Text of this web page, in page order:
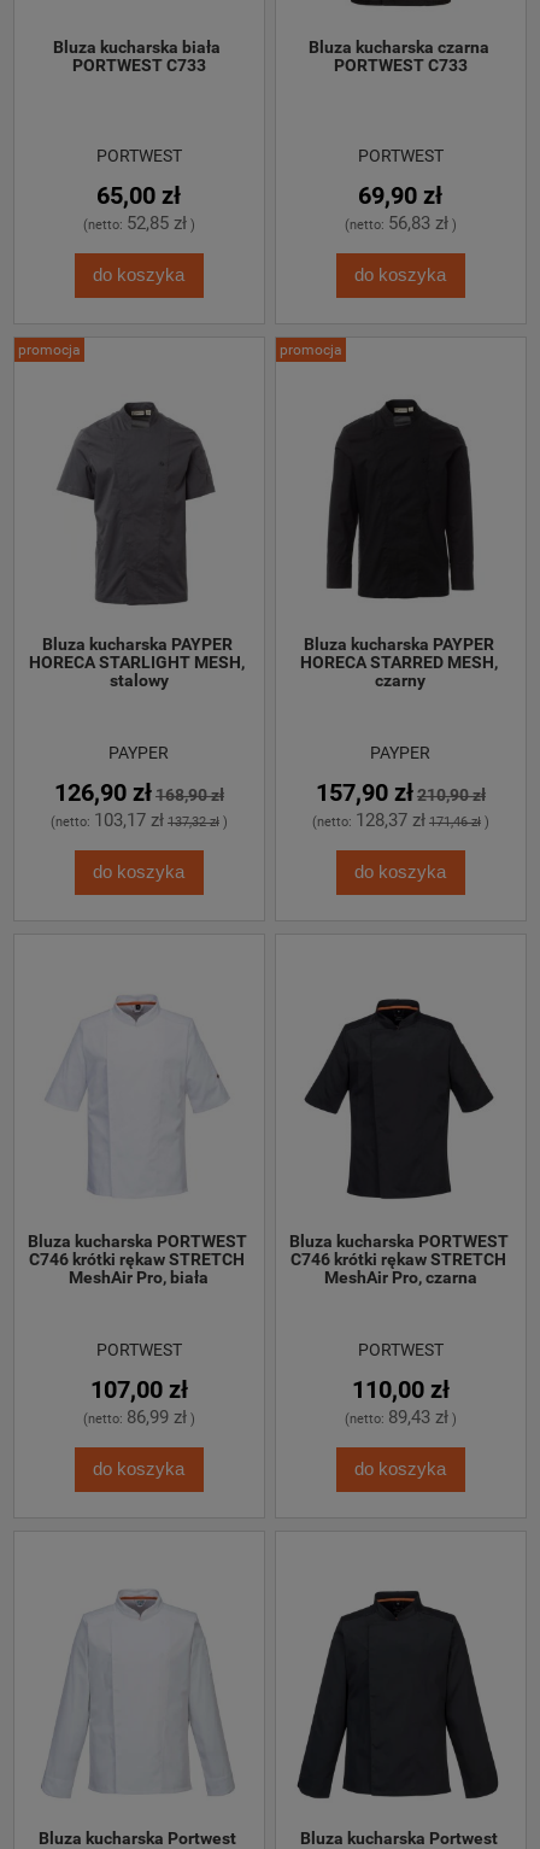
Bluza kucharska biała
PORTWEST C733
PORTWEST
65,00 zł
(netto: 52,85 zł)
do koszyka
Bluza kucharska czarna
PORTWEST C733
PORTWEST
69,90 zł
(netto: 56,83 zł)
do koszyka
Bluza kucharska PAYPER
HORECA STARLIGHT MESH,
stalowy
PAYPER
126,90 zł168,90 zł
(netto: 103,17 zł 137,32 zł)
do koszyka
promocja
Bluza kucharska PAYPER
HORECA STARRED MESH,
czarny
PAYPER
157,90 zł210,90 zł
(netto: 128,37 zł 171,46 zł)
do koszyka
promocja
Bluza kucharska PORTWEST
C746 krótki rękaw STRETCH
MeshAir Pro, biała
PORTWEST
107,00 zł
(netto: 86,99 zł)
do koszyka
Bluza kucharska PORTWEST
C746 krótki rękaw STRETCH
MeshAir Pro, czarna
PORTWEST
110,00 zł
(netto: 89,43 zł)
do koszyka
Bluza kucharska Portwest
Bluza kucharska Portwest